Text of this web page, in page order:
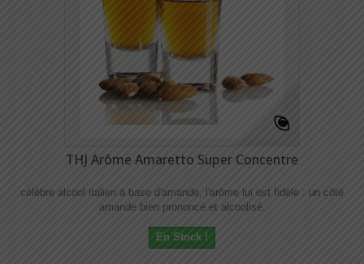
THJ Arôme Amaretto Super Concentre
célèbre alcool italien à base d'amande, l'arôme lui est fidèle : un côté
amande bien prononcé et alcoolisé.
En Stock !